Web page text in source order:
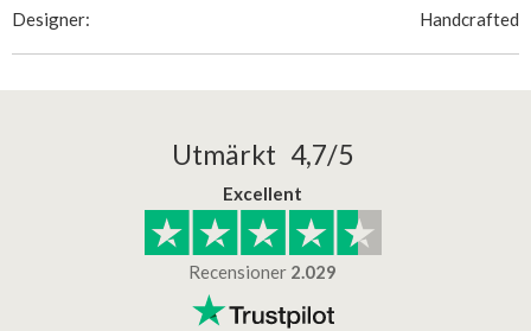
Designer:
Handcrafted
Utmärkt 4,7/5
Excellent
Recensioner 2.029